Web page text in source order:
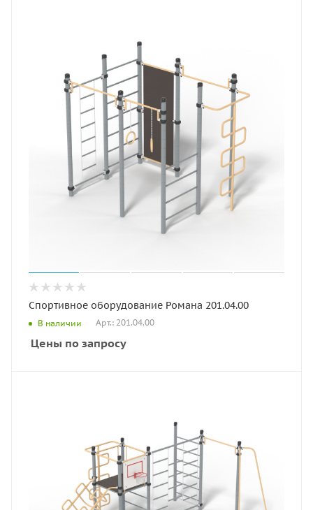
Спортивное оборудование Романа 201.04.00
В наличии Арт.: 201.04.00
Цены по запросу